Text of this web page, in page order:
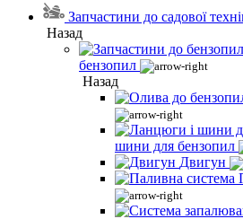
Запчастини до садової
Назад
бензопил
Назад
шини для бензопил
Двигун